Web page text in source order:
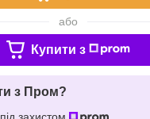
або
Купити з
з Пром?
захистом